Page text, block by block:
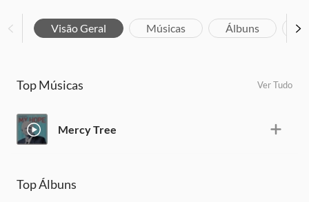
Visão Geral Músicas Álbuns
Top Músicas Ver Tudo
Mercy Tree
Top Álbuns